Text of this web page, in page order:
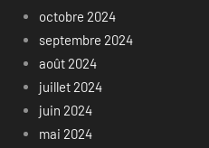
octobre 2024
septembre 2024
août 2024
juillet 2024
juin 2024
mai 2024